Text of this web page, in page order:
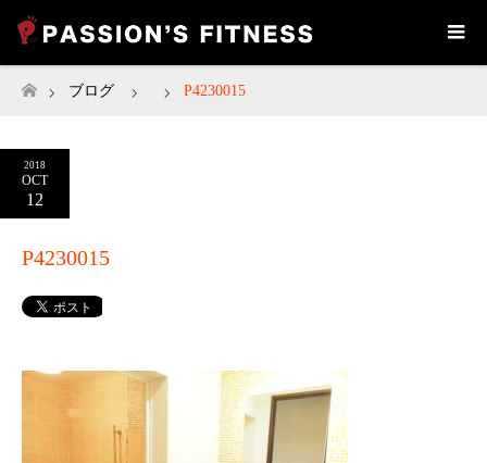
ホーム
ブログ P4230015
2018
OCT
12
P4230015